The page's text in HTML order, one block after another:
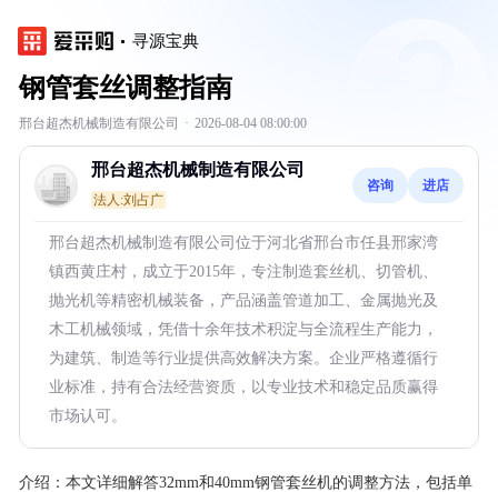
寻源宝典
钢管套丝调整指南
邢台超杰机械制造有限公司 · 2026-08-04 08:00:00
邢台超杰机械制造有限公司
法人:刘占广
咨询 进店
邢台超杰机械制造有限公司位于河北省邢台市任县邢家湾
镇西黄庄村，成立于2015年，专注制造套丝机、切管机、
抛光机等精密机械装备，产品涵盖管道加工、金属抛光及
木工机械领域，凭借十余年技术积淀与全流程生产能力，
为建筑、制造等行业提供高效解决方案。企业严格遵循行
业标准，持有合法经营资质，以专业技术和稳定品质赢得
市场认可。
介绍： 本文详细解答32mm和40mm钢管套丝机的调整方法，包括单